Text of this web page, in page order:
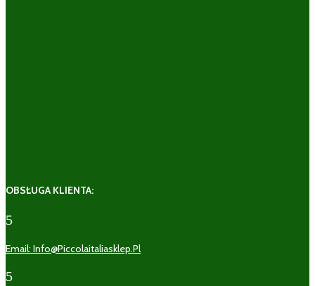
OBSŁUGA KLIENTA:
5
Email: Info@piccolaitaliasklep.pl
5